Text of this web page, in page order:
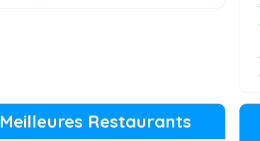
Meilleures Restaurants